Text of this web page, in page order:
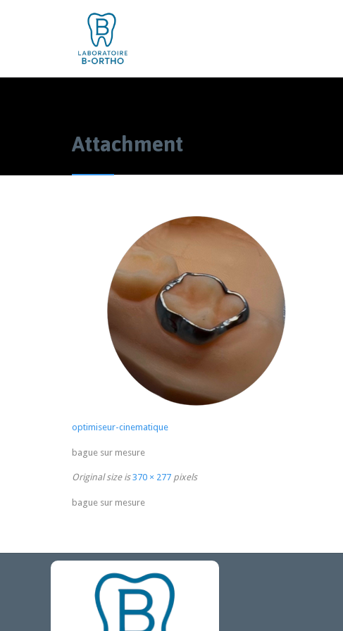
Attachment
optimiseur-cinematique
bague sur mesure
Original size is370 × 277 pixels
bague sur mesure